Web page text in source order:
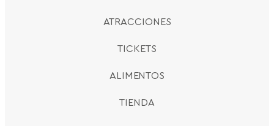
ATRACCIONES
TICKETS
ALIMENTOS
TIENDA